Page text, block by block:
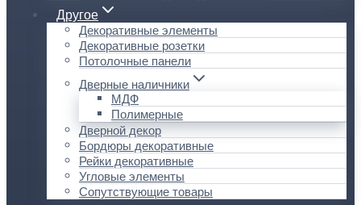
Другое
Декоративные элементы
Декоративные розетки
Потолочные панели
Дверные наличники
МДФ
Полимерные
Дверной декор
Бордюры декоративные
Рейки декоративные
Угловые элементы
Сопутствующие товары